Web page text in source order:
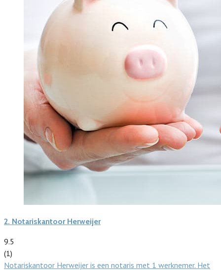
2. Notariskantoor Herweijer
9.5
(1)
Notariskantoor Herweijer is een notaris met 1 werknemer. Het